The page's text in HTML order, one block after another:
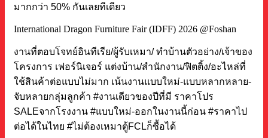
มากกว่า 50% กันเลยทีเดียว
International Dragon Furniture Fair (IDFF) 2026 @Foshan
งานที่ตอบโจทย์อินทีเรีย/ผู้รับเหมา/ ทำบ้านตัวอย่าง/เจ้าของ
โครงการ เฟอร์นิเจอร์ แต่งบ้าน/สำนักงาน/ฟิตติ้ง/อะไหล่ที่
ใช้สินค้าต่อแบบไม่มาก เน้นงานแบบใหม่-แบบหลากหลาย-
จับหลายกลุ่มลูกค้า #งานเดียวของปีที่มี ราคาโปร
SALEจากโรงงาน #แบบใหม่-ออกในงานนี้ก่อน #ราคาไป
ต่อได้ในไทย #ไม่ต้องเหมาตู้FCLก็ซื้อได้